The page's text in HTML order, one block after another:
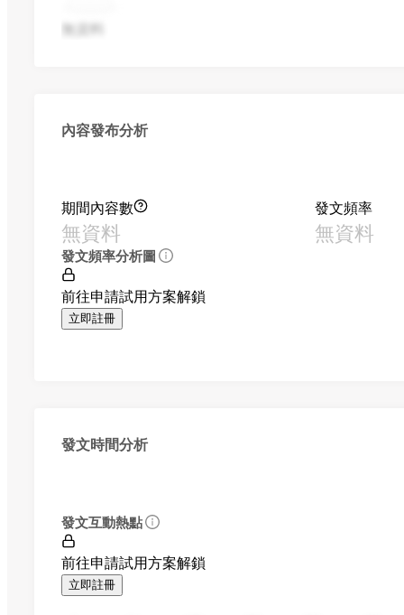
無資料
內容發布分析
期間內容數
無資料
發文頻率
無資料
發文頻率分析圖
前往申請試用方案解鎖
立即註冊
發文時間分析
發文互動熱點
前往申請試用方案解鎖
立即註冊